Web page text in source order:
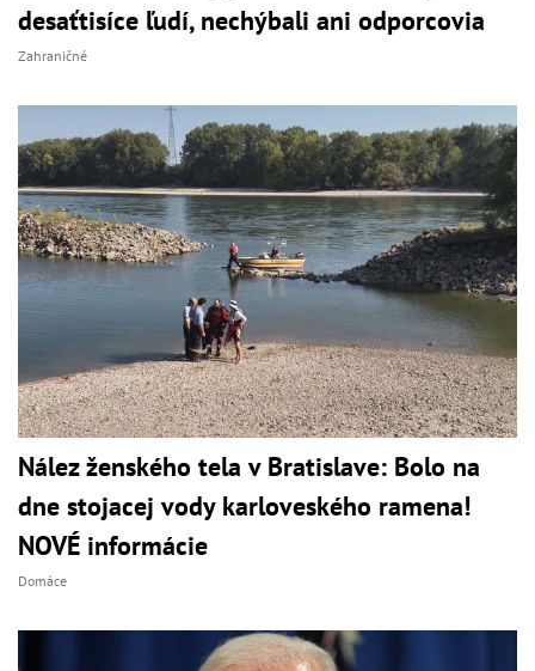
desaťtisíce ľudí, nechýbali ani odporcovia
Zahraničné
Nález ženského tela v Bratislave: Bolo na
dne stojacej vody karloveského ramena!
NOVÉ informácie
Domáce